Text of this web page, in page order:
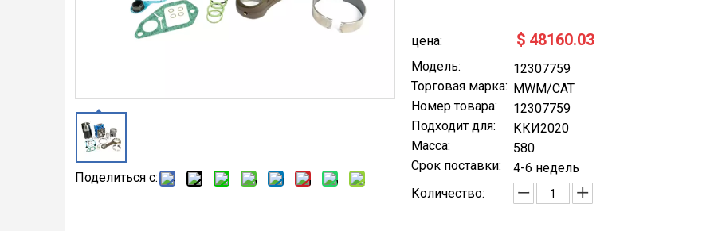
Поделиться с:
цена: $ 48160.03
Модель:
12307759
Торговая марка: MWM/CAT
Номер товара:
12307759
Подходит для:
ККИ2020
Масса:
580
Срок поставки:
4-6 недель
Количество: